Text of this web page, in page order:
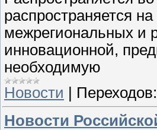
распространяется
межрегиональных и
инновационной,
необходимую
Новости | Переходов:
Новости